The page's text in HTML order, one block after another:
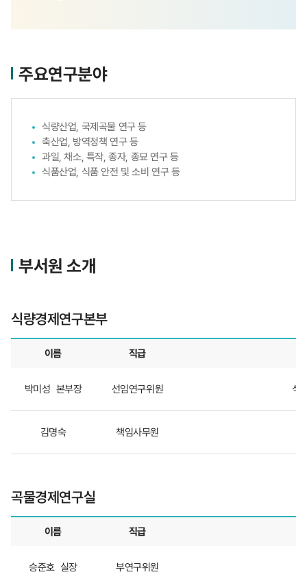
주요연구분야
식량산업, 국제곡물 연구 등
축산업, 방역정책 연구 등
과일, 채소, 특작, 종자, 종묘 연구 등
식품산업, 식품 안전 및 소비 연구 등
부서원 소개
식량경제연구본부
경
구
이름 직급
박미성 본부장 선임연구위원 식
김명숙 책임사무원
곡물경제연구실
이름 직급
승준호 실장 부연구위원